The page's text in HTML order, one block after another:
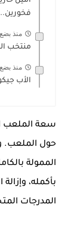
منذ
منتخب
منذ
الأب
حول الملعب.
الممولة
بأكمله،
المدرجات